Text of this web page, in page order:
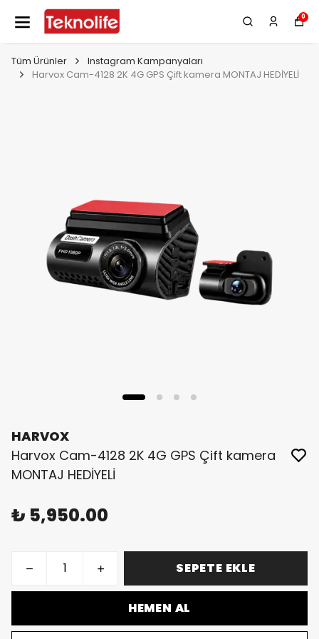
0
Tüm Ürünler
Instagram Kampanyaları
Harvox Cam-4128 2K 4G GPS Çift kamera MONTAJ HEDİYELİ
HARVOX
Harvox Cam-4128 2K 4G GPS Çift kamera
MONTAJ HEDİYELİ
₺ 5,950.00
SEPETE EKLE
HEMEN AL